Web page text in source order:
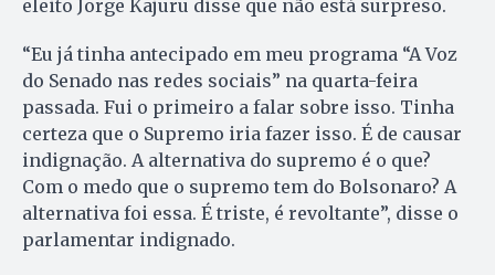
eleito Jorge Kajuru disse que não está surpreso.
“Eu já tinha antecipado em meu programa “A Voz
do Senado nas redes sociais” na quarta-feira
passada. Fui o primeiro a falar sobre isso. Tinha
certeza que o Supremo iria fazer isso. É de causar
indignação. A alternativa do supremo é o que?
Com o medo que o supremo tem do Bolsonaro? A
alternativa foi essa. É triste, é revoltante”, disse o
parlamentar indignado.